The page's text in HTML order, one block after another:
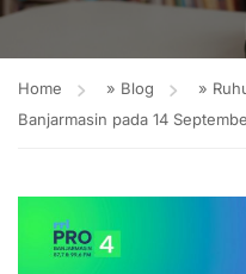
Home » Blog »
Banjarmasin pada 14